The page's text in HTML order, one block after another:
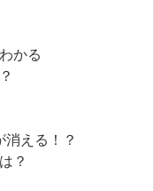
かる
える！？
？